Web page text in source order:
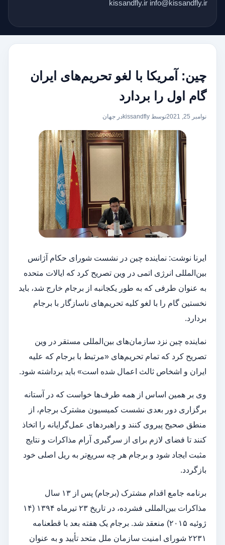
kissandfly.ir info@kissandfly.ir
چین: آمریکا با لغو تحریم‌های ایران
گام اول را بردارد
نوامبر 25, 2021 توسط kissandfly در جهان
ایرنا نوشت: نماینده چین در نشست شورای حکام آژانس
بین‌المللی انرژی اتمی در وین تصریح کرد که ایالات متحده
به عنوان طرفی که به طور یکجانبه از برجام خارج شد، باید
نخستین گام را با لغو کلیه تحریم‌های ناسازگار با برجام
بردارد.
نماینده چین نزد سازمان‌های بین‌المللی مستقر در وین
تصریح کرد که تمام تحریم‌های «مرتبط با برجام که علیه
ایران و اشخاص ثالث اعمال شده است» باید برداشته شود.
وی بر همین اساس از همه طرف‌ها خواست که در آستانه
برگزاری دور بعدی نشست کمیسیون مشترک برجام، از
منطق صحیح پیروی کنند و راهبردهای عمل‌گرایانه را اتخاذ
کنند تا فضای لازم برای از سرگیری آرام مذاکرات و نتایج
مثبت ایجاد شود و برجام هر چه سریع‌تر به ریل اصلی خود
بازگردد.
برنامه جامع اقدام مشترک (برجام) پس از ۱۳ سال
مذاکرات بین‌المللی فشرده، در تاریخ ۲۳ تیرماه ۱۳۹۴ (۱۴
ژوئیه ۲۰۱۵) منعقد شد. برجام یک هفته بعد با قطعنامه
۲۲۳۱ شورای امنیت سازمان ملل متحد تأیید و به عنوان